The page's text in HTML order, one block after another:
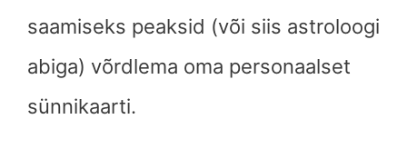
saamiseks peaksid (või siis astroloogi
abiga) võrdlema oma personaalset
sünnikaarti.